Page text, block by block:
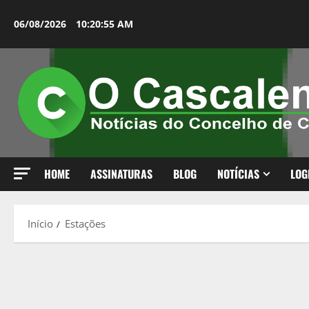
para06/08/2026 10:20:55 AM
HOME ASSINATURAS BLOG NOTÍCIAS
Início Estações